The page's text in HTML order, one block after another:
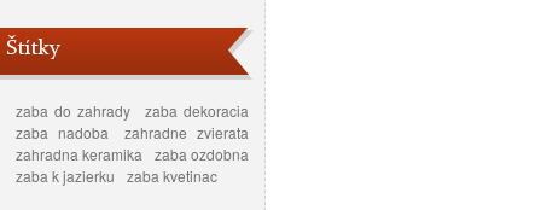
Štítky
zaba do zahrady
zaba dekoracia
zaba nadoba
zahradne zvierata
zahradna keramika
zaba ozdobna
zaba k jazierku
zaba kvetinac